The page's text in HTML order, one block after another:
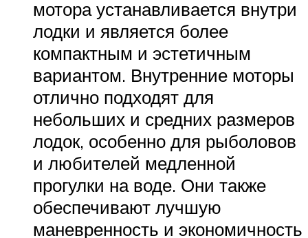
мотора устанавливается внутри
лодки и является более
компактным и эстетичным
вариантом. Внутренние моторы
отлично подходят для
небольших и средних размеров
лодок, особенно для рыболовов
и любителей медленной
прогулки на воде. Они также
обеспечивают лучшую
маневренность и экономичность